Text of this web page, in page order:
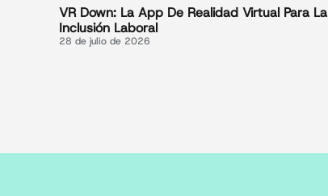
VR Down: La App De Realidad Virtual Para La
Inclusión Laboral
28 de julio de 2026